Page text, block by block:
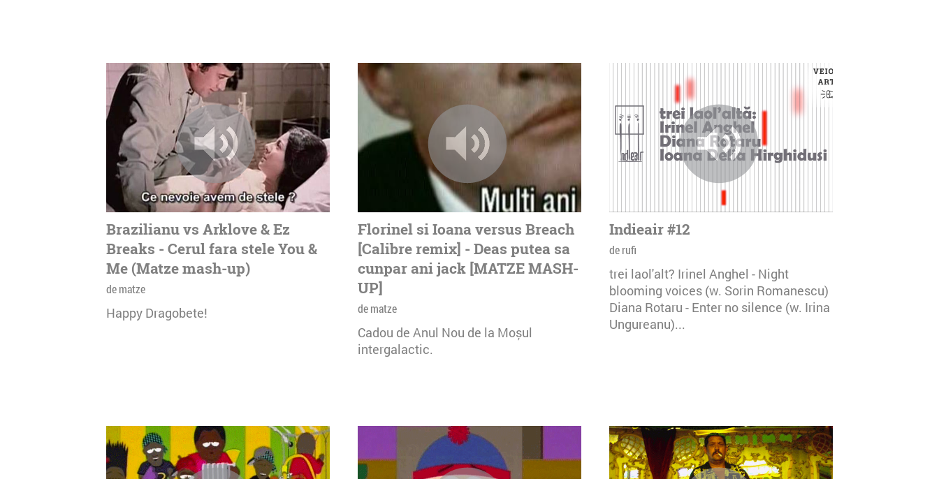
Brazilianu vs Arklove & Ez
Breaks - Cerul fara stele You &
Me (Matze mash-up)
de matze
Happy Dragobete!
Florinel si Ioana versus Breach
[Calibre remix] - Deas putea sa
cunpar ani jack [MATZE MASH-
UP]
de matze
Cadou de Anul Nou de la Moșul
intergalactic.
Indieair #12
de rufi
trei laol'alt? Irinel Anghel - Night
blooming voices (w. Sorin Romanescu)
Diana Rotaru - Enter no silence (w. Irina
Ungureanu)...